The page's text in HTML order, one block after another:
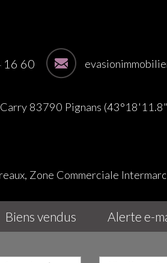
16 60
Carry 83790 Pignans
Zone Commerciale
biens vendus alerte e-